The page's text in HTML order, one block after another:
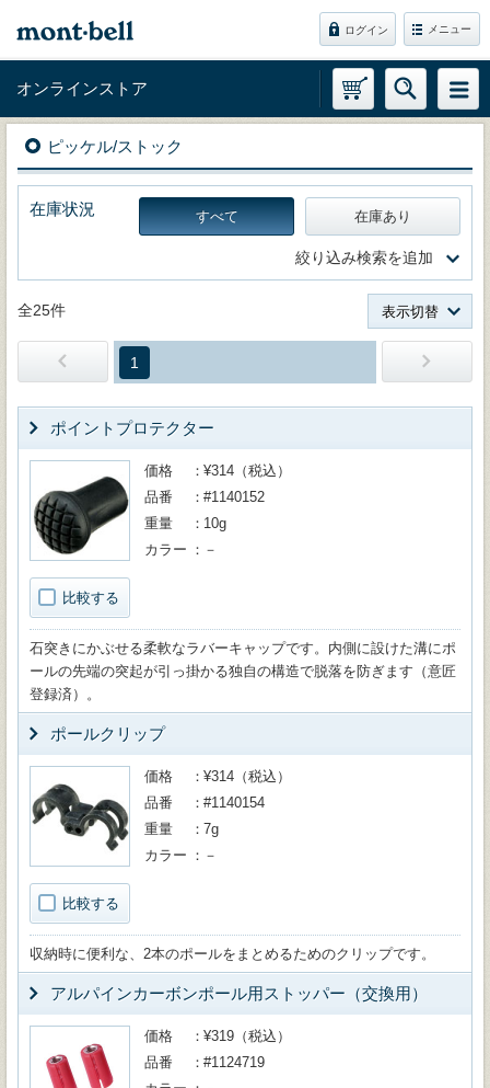
ログイン メニュー
オンラインストア
ピッケル/ストック
在庫状況 すべて 在庫あり
絞り込み検索を追加
全25件 表示切替
1
ポイントプロテクター
比較する
価格
¥314（税込）
品番
#1140152
重量
10g
カラー
－
石突きにかぶせる柔軟なラバーキャップです。内側に設けた溝にポ
ールの先端の突起が引っ掛かる独自の構造で脱落を防ぎます（意匠
登録済）。
ポールクリップ
比較する
価格
¥314（税込）
品番
#1140154
重量
7g
カラー
－
収納時に便利な、2本のポールをまとめるためのクリップです。
アルパインカーボンポール用ストッパー（交換用）
価格
¥319（税込）
品番
#1124719